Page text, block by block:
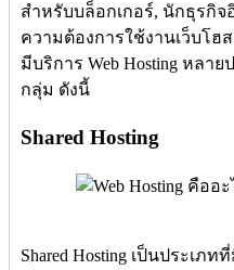
สำหรับบล็อกเกอร์, นักธุรกิ
ความต้องการใช้งานเว็บโ
มีบริการ Web Hosting หลา
กลุ่ม ดังนี้
Shared Hosting
Shared Hosting เป็นประเ